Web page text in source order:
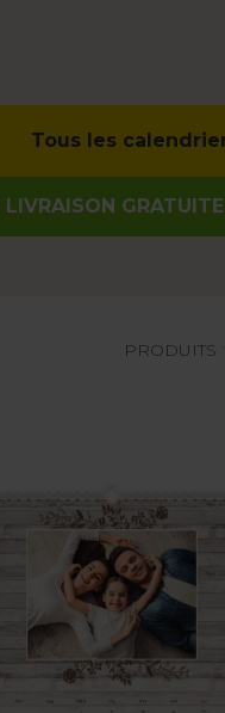
Tous les
LIVRAISON
Main
PRODUITS